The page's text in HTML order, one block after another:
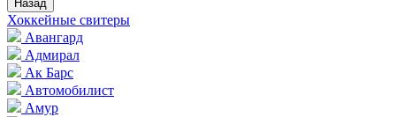
Назад
Хоккейные свитеры
Авангард
Адмирал
Ак Барс
Автомобилист
Амур